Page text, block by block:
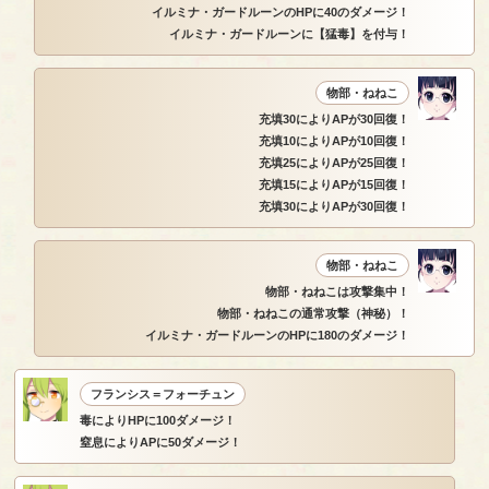
イルミナ・ガードルーンのHPに40のダメージ！
イルミナ・ガードルーンに【猛毒】を付与！
物部・ねねこ
充填30によりAPが30回復！
充填10によりAPが10回復！
充填25によりAPが25回復！
充填15によりAPが15回復！
充填30によりAPが30回復！
物部・ねねこ
物部・ねねこは攻撃集中！
物部・ねねこの通常攻撃（神秘）！
イルミナ・ガードルーンのHPに180のダメージ！
フランシス＝フォーチュン
毒によりHPに100ダメージ！
窒息によりAPに50ダメージ！